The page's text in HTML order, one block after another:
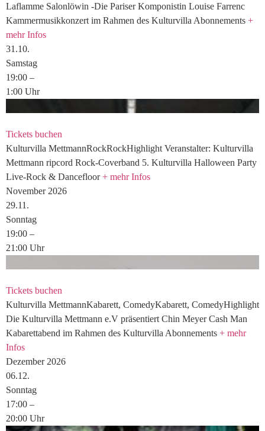
Laflamme Salonlöwin -Die Pariser Komponistin Louise Farrenc
Kammermusikkonzert im Rahmen des Kulturvilla Abonnements +
mehr Infos
31.10.
Samstag
19:00 –
1:00 Uhr
Tickets buchen
Kulturvilla MettmannRockRockHighlight Veranstalter: Kulturvilla
Mettmann ripcord Rock-Coverband 5. Kulturvilla Halloween Party
Live-Rock & Dancefloor + mehr Infos
November 2026
29.11.
Sonntag
19:00 –
21:00 Uhr
Tickets buchen
Kulturvilla MettmannKabarett, ComedyKabarett, ComedyHighlight
Die Kulturvilla Mettmann e.V präsentiert Chin Meyer Cash Man
Kabarettabend im Rahmen des Kulturvilla Abonnements + mehr
Infos
Dezember 2026
06.12.
Sonntag
17:00 –
20:00 Uhr